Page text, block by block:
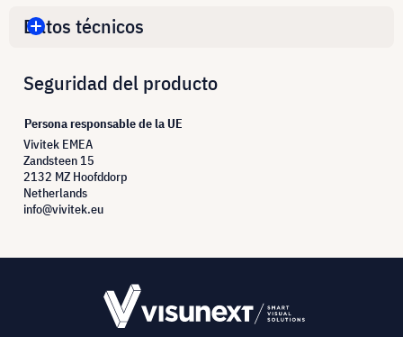
Datos técnicos
Seguridad del producto
Persona responsable de la UE
Vivitek EMEA
Zandsteen 15
2132 MZ Hoofddorp
Netherlands
info@vivitek.eu